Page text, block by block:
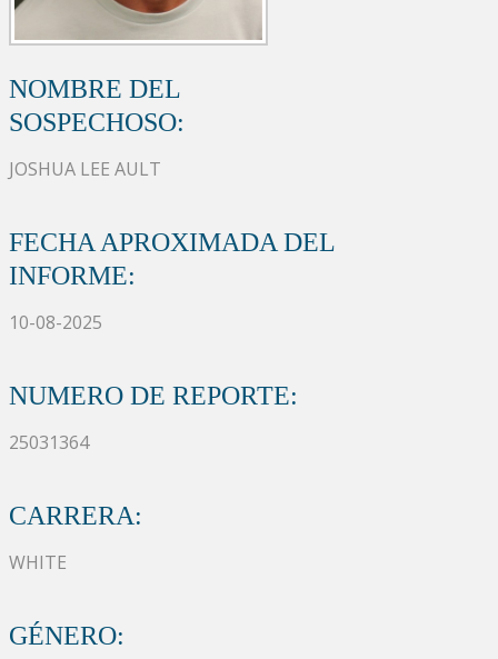
NOMBRE DEL
SOSPECHOSO:
JOSHUA LEE AULT
FECHA APROXIMADA DEL
INFORME:
10-08-2025
NUMERO DE REPORTE:
25031364
CARRERA:
WHITE
GÉNERO: